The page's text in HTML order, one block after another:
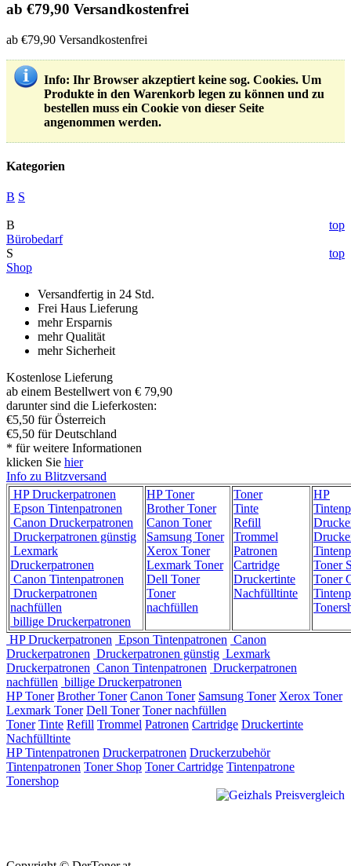
ab €79,90 Versandkostenfrei
ab €79,90 Versandkostenfrei
Info: Ihr Browser akzeptiert keine sog. Cookies. Um
Produkte in den Warenkorb legen zu können und zu
bestellen muss ein Cookie von dieser Seite
angenommen werden.
Kategorien
B S
B
top
Bürobedarf
S
top
Shop
Versandfertig in 24 Std.
Frei Haus Lieferung
mehr Ersparnis
mehr Qualität
mehr Sicherheit
Kostenlose Lieferung
ab einem Bestellwert von € 79,90
darunter sind die Lieferkosten:
€5,50 für Österreich
€5,50 für Deutschland
* für weitere Informationen
klicken Sie hier
Info zu Blitzversand
HP Druckerpatronen
Epson Tintenpatronen
Canon Druckerpatronen
Druckerpatronen günstig
Lexmark
Druckerpatronen
Canon Tintenpatronen
Druckerpatronen
nachfüllen
billige Druckerpatronen
HP Toner
Brother Toner
Canon Toner
Samsung Toner
Xerox Toner
Lexmark Toner
Dell Toner
Toner
nachfüllen
Toner
Tinte
Refill
Trommel
Patronen
Cartridge
Druckertinte
Nachfülltinte
HP
Toner
Toner
HP Druckerpatronen Epson Tintenpatronen Canon
Druckerpatronen Druckerpatronen günstig Lexmark
Druckerpatronen Canon Tintenpatronen Druckerpatronen
nachfüllen billige Druckerpatronen
HP Toner Brother Toner Canon Toner Samsung Toner Xerox Toner
Lexmark Toner Dell Toner Toner nachfüllen
Toner Tinte Refill Trommel Patronen Cartridge Druckertinte
Nachfülltinte
HP Tintenpatronen Druckerpatronen Druckerzubehör
Tintenpatronen Toner Shop Toner Cartridge Tintenpatrone
Tonershop